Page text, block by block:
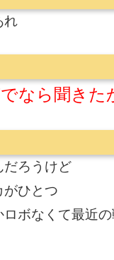
れ
なら聞きた
だろうけど
がひとつ
ボなくて最近